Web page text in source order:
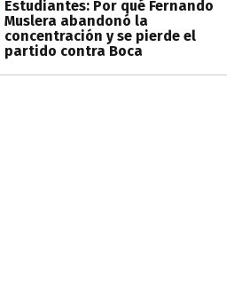
Estudiantes: Por qué Fernando
Muslera abandonó la
concentración y se pierde el
partido contra Boca